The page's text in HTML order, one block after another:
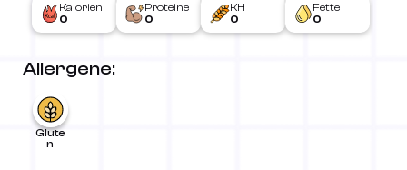
Kalorien
0
Proteine
0
KH
0
Fette
0
Allergene:
Glute
n